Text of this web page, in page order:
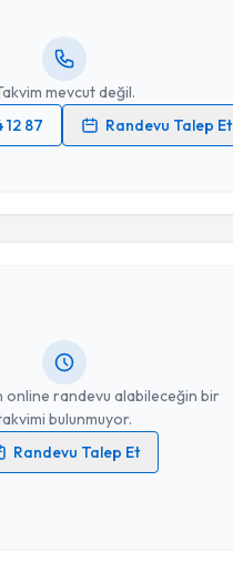
mevcut değil.
12 87
Randevu Talep Et
online randevu alabileceğin bir
bulunmuyor.
Randevu Talep Et
ilişkinAydınlatma Metni